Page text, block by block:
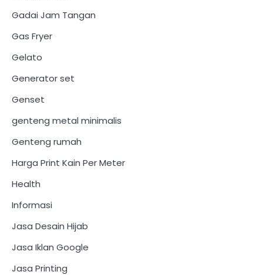
Gadai Jam Tangan
Gas Fryer
Gelato
Generator set
Genset
genteng metal minimalis
Genteng rumah
Harga Print Kain Per Meter
Health
Informasi
Jasa Desain Hijab
Jasa Iklan Google
Jasa Printing